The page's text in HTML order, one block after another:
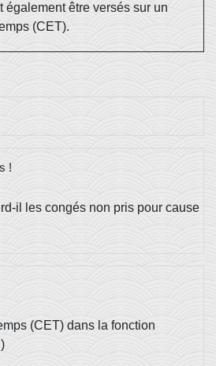
également être versés sur un
(CET).
!
il les congés non pris pour cause
(CET) dans la fonction